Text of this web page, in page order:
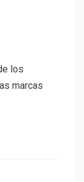
los
marcas